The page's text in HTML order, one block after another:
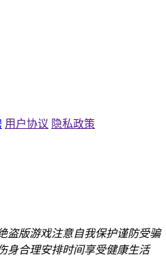
用户协议 隐私政策
盗版游戏注意自我保护谨防受骗
身合理安排时间享受健康生活